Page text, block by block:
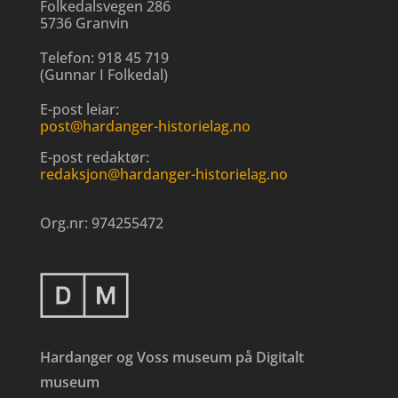
Folkedalsvegen 286
5736 Granvin
Telefon: 918 45 719
(Gunnar I Folkedal)
E-post leiar:
post@hardanger-historielag.no
E-post redaktør:
redaksjon@hardanger-historielag.no
Org.nr: 974255472
Hardanger og Voss museum på Digitalt
museum